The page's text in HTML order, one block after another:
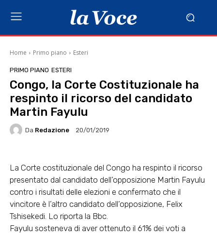
Home Primo piano Esteri
PRIMO PIANO ESTERI
Congo, la Corte Costituzionale ha
respinto il ricorso del candidato
Martin Fayulu
Da Redazione 20/01/2019
La Corte costituzionale del Congo ha respinto il ricorso
presentato dal candidato dell’opposizione Martin Fayulu
contro i risultati delle elezioni e confermato che il
vincitore è l’altro candidato dell’opposizione, Felix
Tshisekedi. Lo riporta la Bbc.
Fayulu sosteneva di aver ottenuto il 61% dei voti a